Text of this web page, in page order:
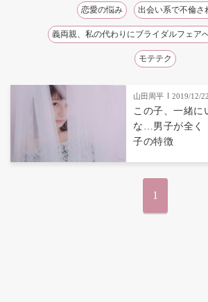
恋愛の悩み 出会い系で不倫さ
義両親、私の代わりにブライダルフェア
モテテク
山田周平 2019/12/22
この子、一緒に
な…男子が全く
子の特徴
1